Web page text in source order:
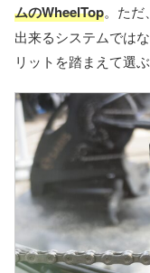
ムのWheelTop。ただ
出来るシステムでは
リットを踏まえて選ぶ